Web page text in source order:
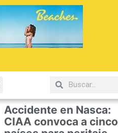
Accidente en Nasca:
CIAA convoca a cinco